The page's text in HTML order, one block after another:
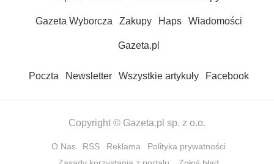
Gazeta Wyborcza Zakupy Haps Wiadomości
Gazeta.pl
Poczta Newsletter Wszystkie artykuły Facebook
Copyright © Gazeta.pl sp. z o.o.
O Nas RSS Reklama
Polityka prywatności